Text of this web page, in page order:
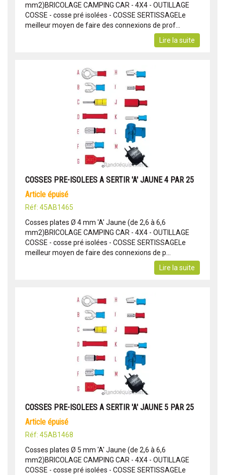
mm2)BRICOLAGE CAMPING CAR - 4X4 - OUTILLAGE
COSSE - cosse pré isolées - COSSE SERTISSAGELe
meilleur moyen de faire des connexions de prof...
Lire la suite
COSSES PRE-ISOLEES A SERTIR 'A' JAUNE 4 PAR 25
article épuisé
Réf: 45AB1465
Cosses plates Ø 4 mm 'A' Jaune (de 2,6 à 6,6
mm2)BRICOLAGE CAMPING CAR - 4X4 - OUTILLAGE
COSSE - cosse pré isolées - COSSE SERTISSAGELe
meilleur moyen de faire des connexions de p...
Lire la suite
COSSES PRE-ISOLEES A SERTIR 'A' JAUNE 5 PAR 25
article épuisé
Réf: 45AB1468
Cosses plates Ø 5 mm 'A' Jaune (de 2,6 à 6,6
mm2)BRICOLAGE CAMPING CAR - 4X4 - OUTILLAGE
COSSE - cosse pré isolées - COSSE SERTISSAGELe